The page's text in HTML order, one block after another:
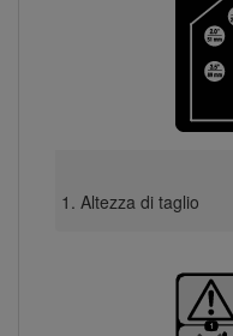
Altezza di taglio